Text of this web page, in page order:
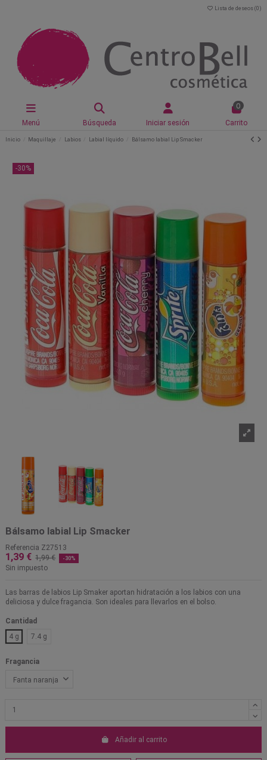
Lista de deseos (0 )
Menú Búsqueda Iniciar sesión
0
Carrito
Inicio Maquillaje Labios Labial líquido Bálsamo labial Lip Smacker
-30%
Bálsamo labial Lip Smacker
Referencia Z27513
1,39 € 1,99 € -30%
Sin impuesto
Las barras de labios Lip Smaker aportan hidratación a los labios con una
deliciosa y dulce fragancia. Son ideales para llevarlos en el bolso.
Cantidad
4 g
7.4 g
Fragancia
Añadir al carrito